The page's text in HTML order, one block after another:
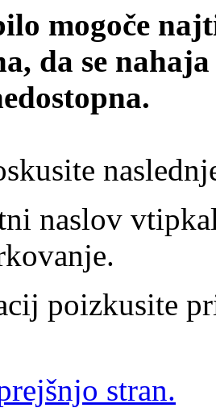
mogoče
da se
naslov
poizkusite
stran.